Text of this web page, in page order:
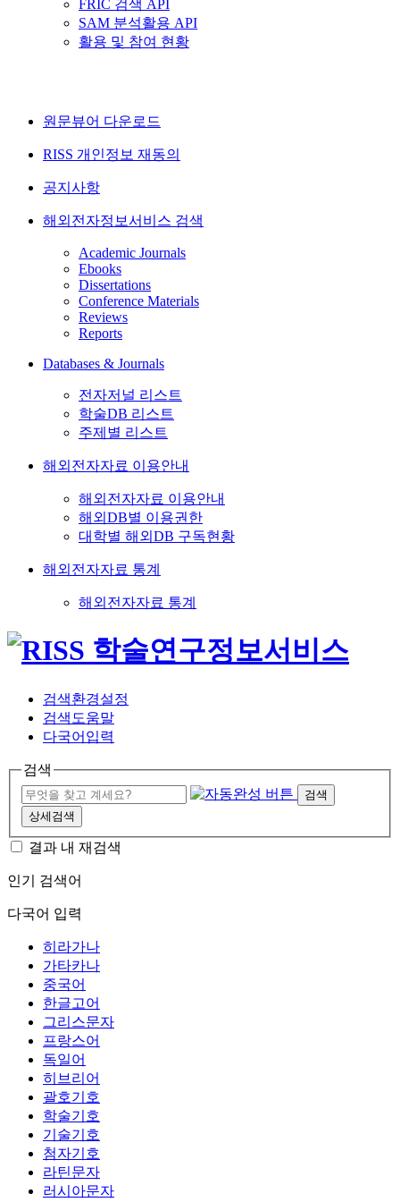
FRIC 검색 API
SAM 분석활용 API
활용 및 참여 현황
원문뷰어 다운로드
RISS 개인정보 재동의
공지사항
해외전자정보서비스 검색
Academic Journals
Ebooks
Dissertations
Conference Materials
Reviews
Reports
Databases & Journals
전자저널 리스트
학술DB 리스트
주제별 리스트
해외전자자료 이용안내
해외전자자료 이용안내
해외DB별 이용권한
대학별 해외DB 구독현황
해외전자자료 통계
해외전자자료 통계
검색환경설정
검색도움말
다국어입력
검색
검색
상세검색
결과 내 재검색
인기 검색어
다국어 입력
히라가나
가타카나
중국어
한글고어
그리스문자
프랑스어
독일어
히브리어
괄호기호
학술기호
기술기호
첨자기호
라틴문자
러시아문자